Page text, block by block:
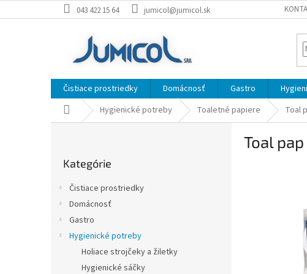
na
043 422 15 64 jumicol@jumicol.sk
Čistiace prostriedky Domácnosť Gastro
DomovHygienické potreby Toaletné papiere Toal
kategórie
Kategórie
Čistiace prostriedky
Domácnosť
Gastro
Hygienické potreby
Holiace strojčeky a žiletky
Hygienické sáčky
Toal